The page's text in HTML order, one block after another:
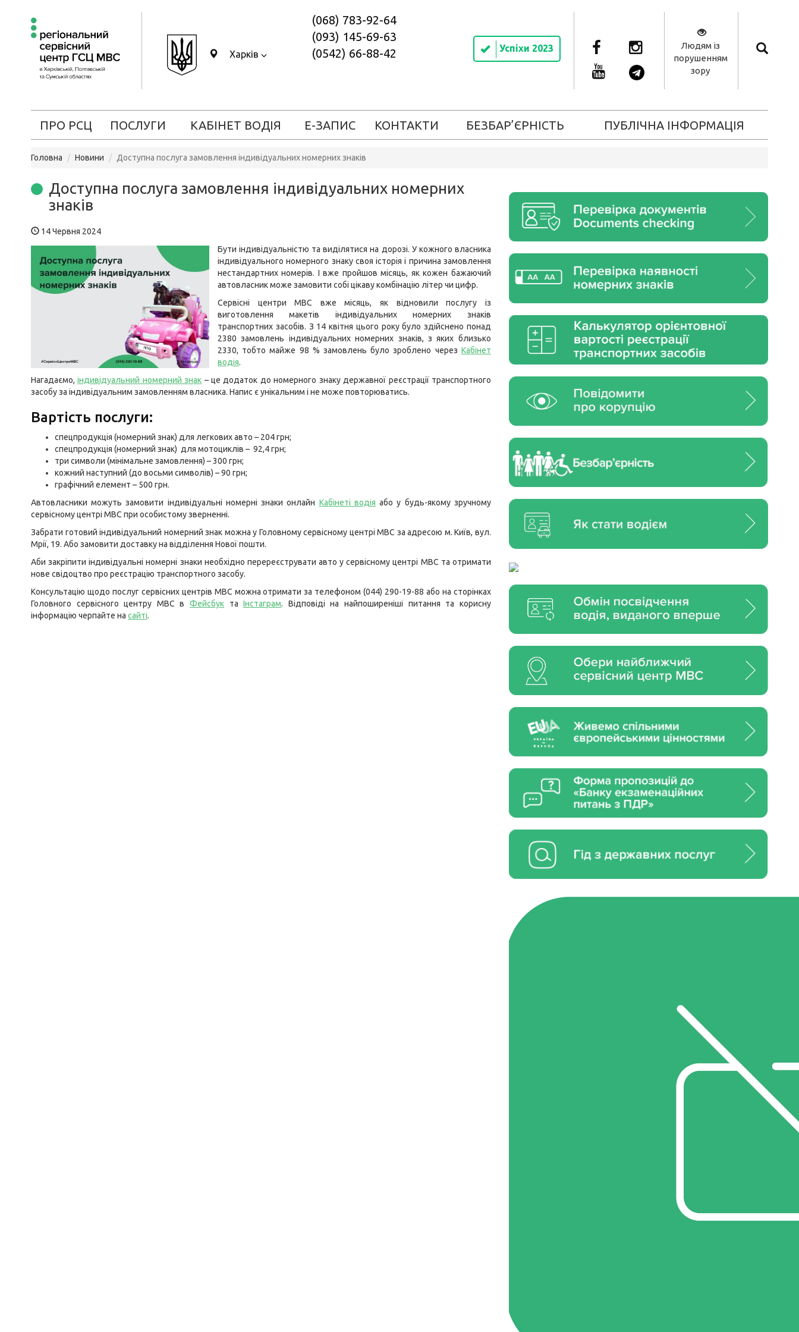
Харків
(068) 783-92-64
(093) 145-69-63
(0542) 66-88-42
Успіхи 2023
Людям із
порушенням
зору
ПРО РСЦ ПОСЛУГИ КАБІНЕТ ВОДІЯ Е-ЗАПИС КОНТАКТИ БЕЗБАР’ЄРНІСТЬ ПУБЛІЧНА ІНФОРМАЦІЯ
Головна Новини Доступна послуга замовлення індивідуальних номерних знаків
Доступна послуга замовлення індивідуальних номерних
знаків
14 Червня 2024
Бути індивідуальністю та виділятися на дорозі. У кожного власника
індивідуального номерного знаку своя історія і причина замовлення
нестандартних номерів. І вже пройшов місяць, як кожен бажаючий
автовласник може замовити собі цікаву комбінацію літер чи цифр.
Сервісні центри МВС вже місяць, як відновили послугу із
виготовлення макетів індивідуальних номерних знаків
транспортних засобів. З 14 квітня цього року було здійснено понад
2380 замовлень індивідуальних номерних знаків, з яких близько
2330, тобто майже 98 % замовлень було зроблено через Кабінет
водія.
Нагадаємо,індивідуальний номерний знак – це додаток до номерного знаку державної реєстрації транспортного
засобу за індивідуальним замовленням власника. Напис є унікальним і не може повторюватись.
Вартість послуги:
спецпродукція (номерний знак) для легкових авто – 204 грн;
спецпродукція (номерний знак) для мотоциклів – 92,4 грн;
три символи (мінімальне замовлення) – 300 грн;
кожний наступний (до восьми символів) – 90 грн;
графічний елемент – 500 грн.
Автовласники можуть замовити індивідуальні номерні знаки онлайн Кабінеті водія або у будь-якому зручному
сервісному центрі МВС при особистому зверненні.
Забрати готовий індивідуальний номерний знак можна у Головному сервісному центрі МВС за адресою м. Київ, вул.
Мрії, 19. Або замовити доставку на відділення Нової пошти.
Аби закріпити індивідуальні номерні знаки необхідно перереєструвати авто у сервісному центрі МВС та отримати
нове свідоцтво про реєстрацію транспортного засобу.
Консультацію щодо послуг сервісних центрів МВС можна отримати за телефоном (044) 290-19-88 або на сторінках
Головного сервісного центру МВС вФейсбук таІнстаграм. Відповіді на найпоширеніші питання та корисну
інформацію черпайте на сайті.